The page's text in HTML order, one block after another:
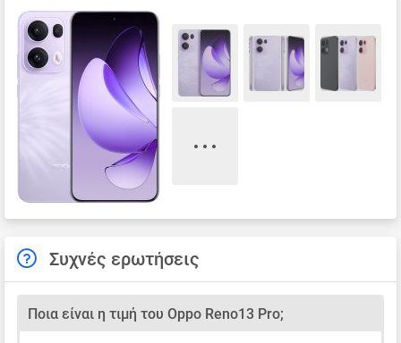
Συχνές ερωτήσεις
Ποια είναι η τιμή του Oppo Reno13 Pro;